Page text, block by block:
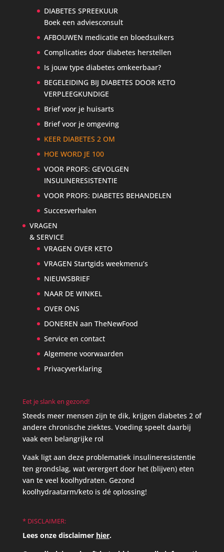
DIABETES SPREEKUUR
Boek een adviesconsult
AFBOUWEN medicatie en bloedsuikers
Complicaties door diabetes herstellen
Is jouw type diabetes omkeerbaar?
BEGELEIDING BIJ DIABETES DOOR KETO
VERPLEEGKUNDIGE
Brief voor je huisarts
Brief voor je omgeving
KEER DIABETES 2 OM
HOE WORD JE 100
VOOR PROFS: GEVOLGEN
INSULINERESISTENTIE
VOOR PROFS: DIABETES BEHANDELEN
Succesverhalen
VRAGEN
& SERVICE
VRAGEN OVER KETO
VRAGEN Startgids weekmenu’s
NIEUWSBRIEF
NAAR DE WINKEL
OVER ONS
DONEREN aan TheNewFood
Service en contact
Algemene voorwaarden
Privacyverklaring
Eet je slank en gezond!
Steeds meer mensen zijn te dik, krijgen diabetes 2 of
andere chronische ziektes. Voeding speelt daarbij
vaak een belangrijke rol
Vaak ligt aan deze problematiek insulineresistentie
ten grondslag, wat verergert door het (blijven) eten
van te veel koolhydraten. Gezond
koolhydraatarm/keto is dé oplossing!
* DISCLAIMER:
Lees onze disclaimer hier.